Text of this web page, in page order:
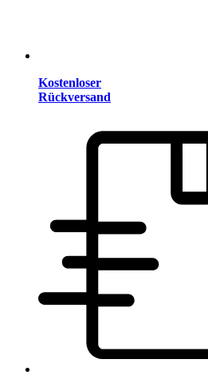
Kostenloser
Rückversand